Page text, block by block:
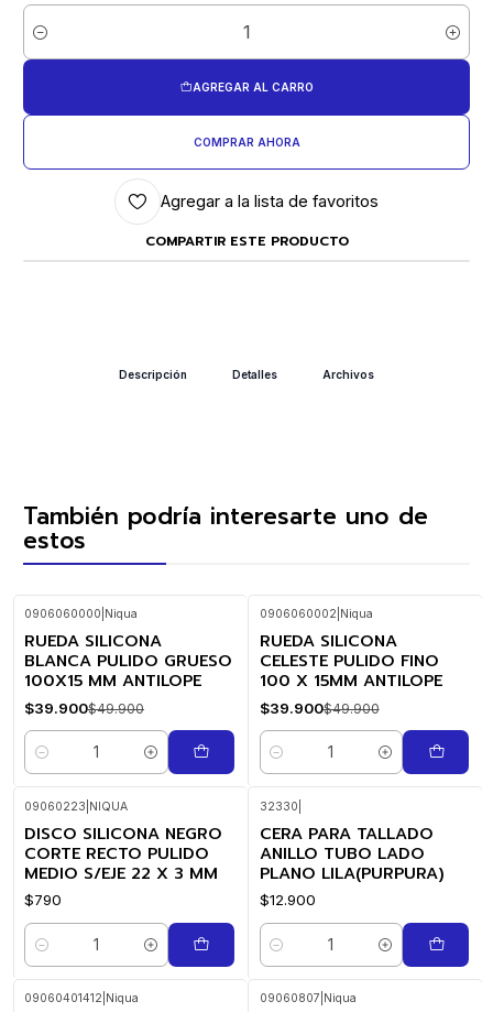
Cantidad
AGREGAR AL CARRO
COMPRAR AHORA
Agregar a la lista de favoritos
COMPARTIR ESTE PRODUCTO
Descripción Detalles Archivos
También podría interesarte uno de
estos
-20%
OFF
0906060000 Niqua
RUEDA SILICONA
BLANCA PULIDO GRUESO
100X15 MM ANTILOPE
$39.900$49.900
Cantidad
-20%
OFF
0906060002 Niqua
RUEDA SILICONA
CELESTE PULIDO FINO
100 X 15MM ANTILOPE
$39.900$49.900
Cantidad
09060223 NIQUA
DISCO SILICONA NEGRO
CORTE RECTO PULIDO
MEDIO S/EJE 22 X 3 MM
$790
Cantidad
32330
CERA PARA TALLADO
ANILLO TUBO LADO
PLANO LILA(PURPURA)
$12.900
Cantidad
09060401412 Niqua 09060807 Niqua